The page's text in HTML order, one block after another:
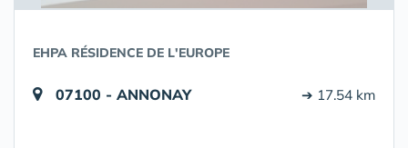
EHPA RÉSIDENCE DE L'EUROPE
07100 - ANNONAY ➔ 17.54 km